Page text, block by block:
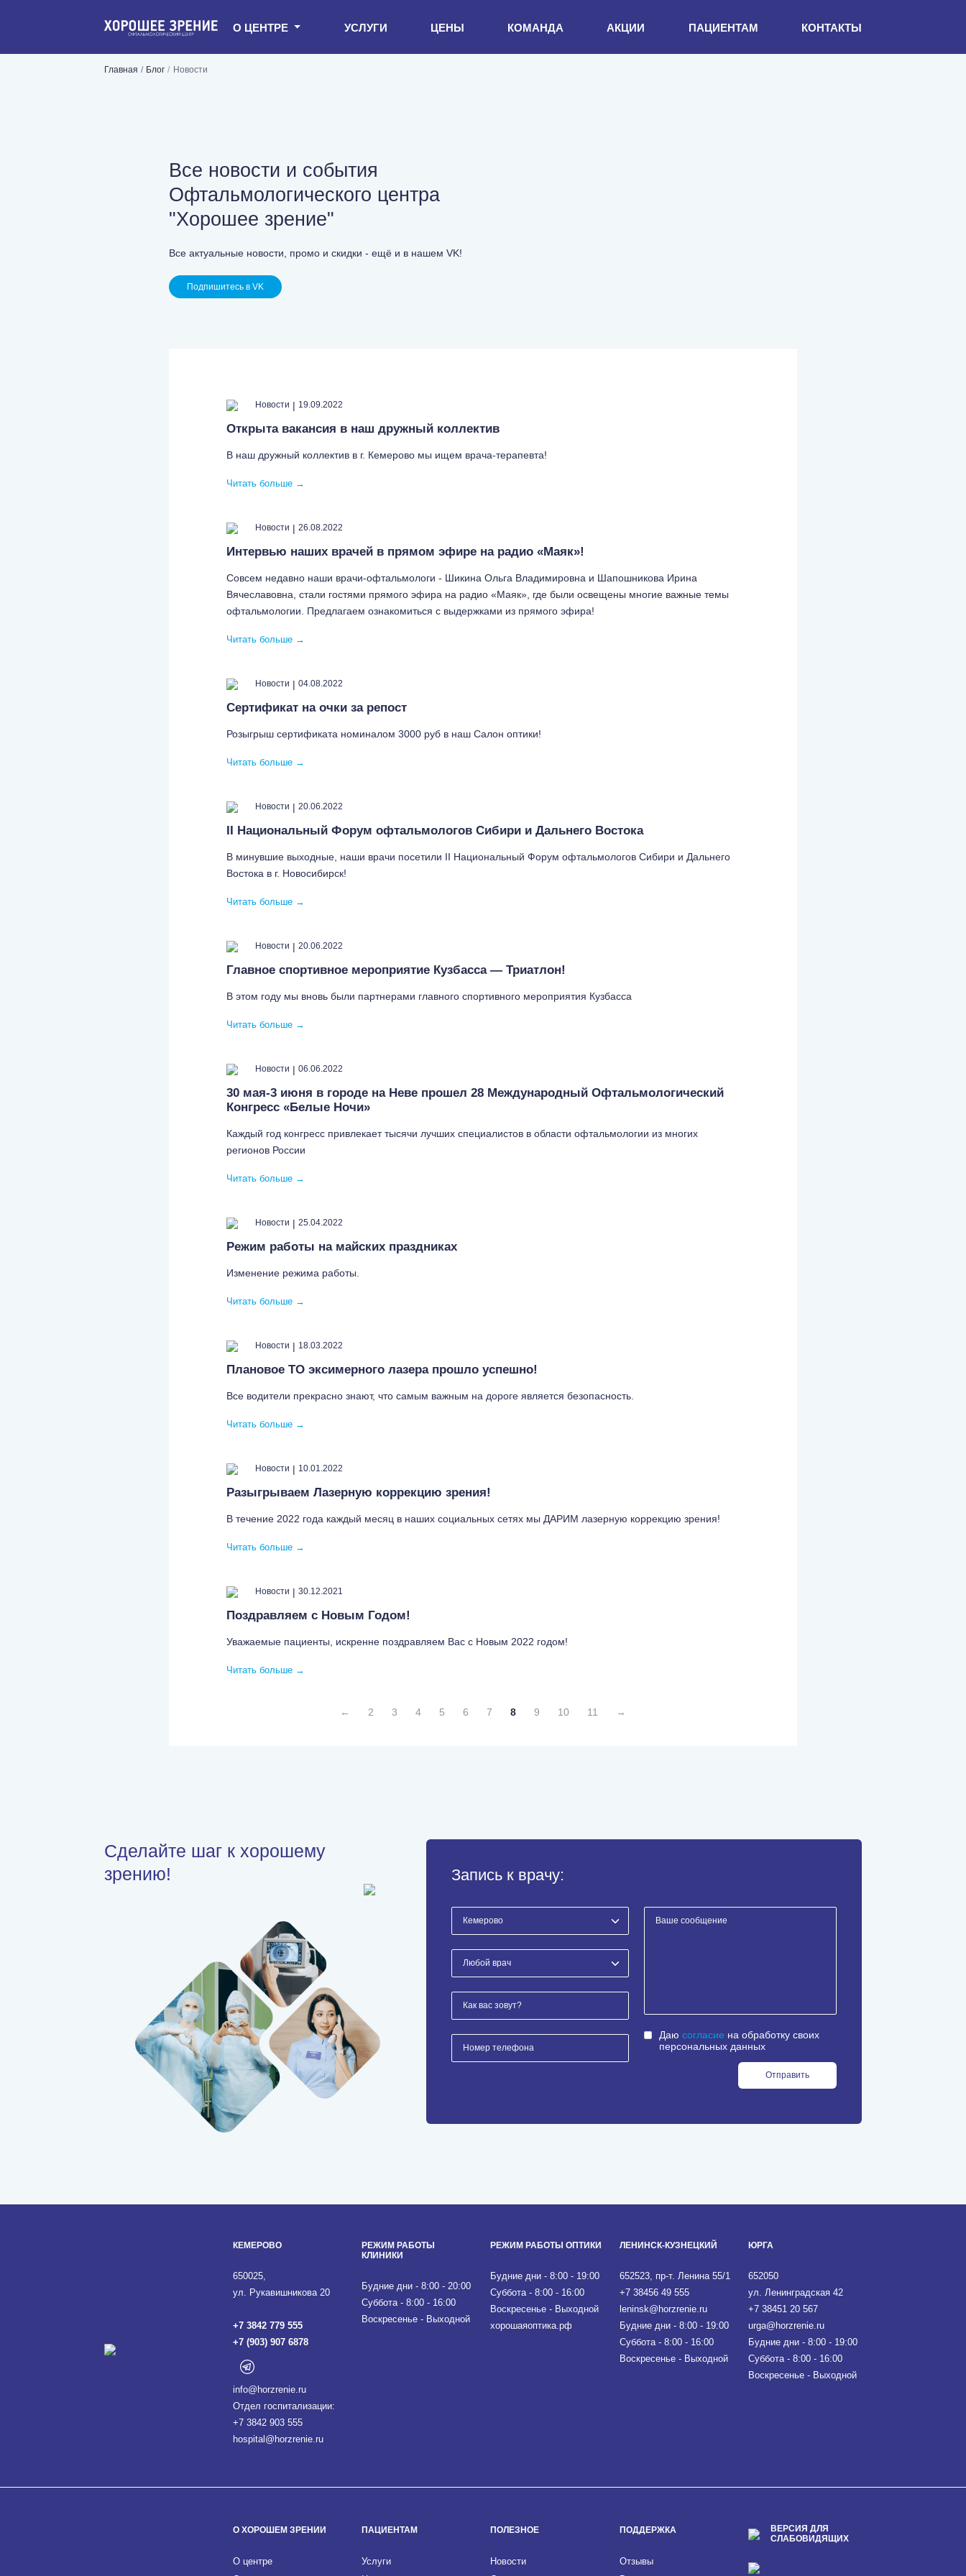
О ЦЕНТРЕ УСЛУГИ ЦЕНЫ КОМАНДА АКЦИИ ПАЦИЕНТАМ КОНТАКТЫ
Главная Блог Новости
Все новости и события
Офтальмологического центра
"Хорошее зрение"
Все актуальные новости, промо и скидки - ещё и в нашем VK!
Подпишитесь в VK
Новости | 19.09.2022
Открыта вакансия в наш дружный коллектив
В наш дружный коллектив в г. Кемерово мы ищем врача-терапевта!
Читать больше →
Новости | 26.08.2022
Интервью наших врачей в прямом эфире на радио «Маяк»!
Совсем недавно наши врачи-офтальмологи - Шикина Ольга Владимировна и Шапошникова Ирина
Вячеславовна, стали гостями прямого эфира на радио «Маяк», где были освещены многие важные темы
офтальмологии. Предлагаем ознакомиться с выдержками из прямого эфира!
Читать больше →
Новости | 04.08.2022
Сертификат на очки за репост
Розыгрыш сертификата номиналом 3000 руб в наш Салон оптики!
Читать больше →
Новости | 20.06.2022
II Национальный Форум офтальмологов Сибири и Дальнего Востока
В минувшие выходные, наши врачи посетили II Национальный Форум офтальмологов Сибири и Дальнего
Востока в г. Новосибирск!
Читать больше →
Новости | 20.06.2022
Главное спортивное мероприятие Кузбасса — Триатлон!
В этом году мы вновь были партнерами главного спортивного мероприятия Кузбасса
Читать больше →
Новости | 06.06.2022
30 мая-3 июня в городе на Неве прошел 28 Международный Офтальмологический
Конгресс «Белые Ночи»
Каждый год конгресс привлекает тысячи лучших специалистов в области офтальмологии из многих
регионов России
Читать больше →
Новости | 25.04.2022
Режим работы на майских праздниках
Изменение режима работы.
Читать больше →
Новости | 18.03.2022
Плановое ТО эксимерного лазера прошло успешно!
Все водители прекрасно знают, что самым важным на дороге является безопасность.
Читать больше →
Новости | 10.01.2022
Разыгрываем Лазерную коррекцию зрения!
В течение 2022 года каждый месяц в наших социальных сетях мы ДАРИМ лазерную коррекцию зрения!
Читать больше →
Новости | 30.12.2021
Поздравляем с Новым Годом!
Уважаемые пациенты, искренне поздравляем Вас с Новым 2022 годом!
Читать больше →
← 2 3 4 5 6 7 8 9 10 11 →
Сделайте шаг к хорошему
зрению!
Запись к врачу:
Даю согласие на обработку своих
персональных данных
Отправить
КЕМЕРОВО
650025,
ул. Рукавишникова 20
+7 3842 779 555
+7 (903) 907 6878
info@horzrenie.ru
Отдел госпитализации:
+7 3842 903 555
hospital@horzrenie.ru
РЕЖИМ РАБОТЫ
КЛИНИКИ
Будние дни - 8:00 - 20:00
Суббота - 8:00 - 16:00
Воскресенье - Выходной
РЕЖИМ РАБОТЫ ОПТИКИ
Будние дни - 8:00 - 19:00
Суббота - 8:00 - 16:00
Воскресенье - Выходной
хорошаяоптика.рф
ЛЕНИНСК-КУЗНЕЦКИЙ
652523, пр-т. Ленина 55/1
+7 38456 49 555
leninsk@horzrenie.ru
Будние дни - 8:00 - 19:00
Суббота - 8:00 - 16:00
Воскресенье - Выходной
ЮРГА
652050
ул. Ленинградская 42
+7 38451 20 567
urga@horzrenie.ru
Будние дни - 8:00 - 19:00
Суббота - 8:00 - 16:00
Воскресенье - Выходной
О ХОРОШЕМ ЗРЕНИИ
О центре
ПАЦИЕНТАМ
Услуги
ПОЛЕЗНОЕ
Новости
ПОДДЕРЖКА
Отзывы
ВЕРСИЯ ДЛЯ
СЛАБОВИДЯЩИХ